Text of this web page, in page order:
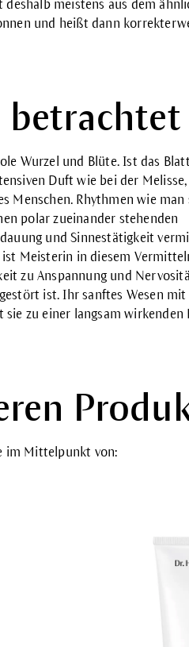
meistens aus dem
und heißt dann
betrachtet
Wurzel und Blüte. Ist das
Duft wie bei der
Menschen. Rhythmen wie
polar zueinander stehenden
und Sinnestätigkeit
Meisterin in diesem
zu Anspannung und
ist. Ihr sanftes Wesen mit
zu einer langsam wirkenden
im Mittelpunkt von: